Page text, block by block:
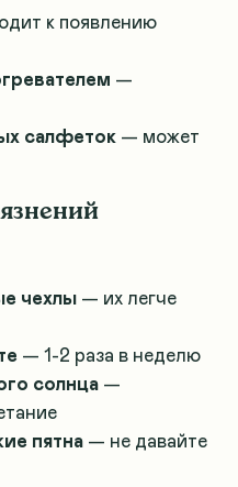
к появлению
—
салфеток — может
чехлы — их легче
— 1-2 раза в неделю
солнца —
пятна — не давайте